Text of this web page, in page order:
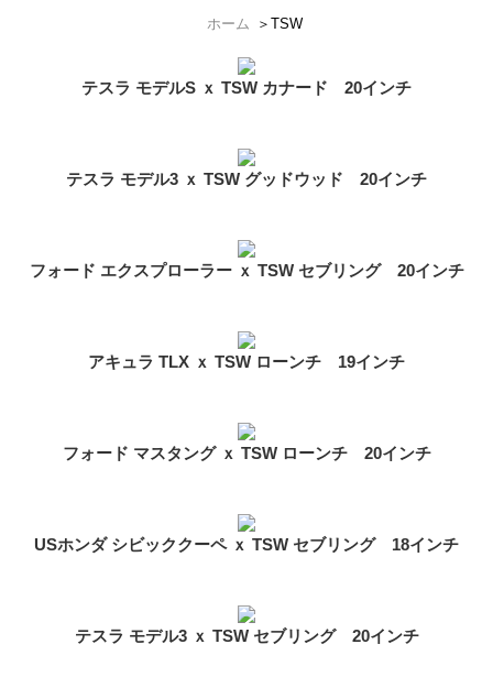
ホーム ＞ TSW
テスラ モデルS ｘ TSW カナード 20インチ
テスラ モデル3 ｘ TSW グッドウッド 20インチ
フォード エクスプローラー ｘ TSW セブリング 20インチ
アキュラ TLX ｘ TSW ローンチ 19インチ
フォード マスタング ｘ TSW ローンチ 20インチ
USホンダ シビッククーペ ｘ TSW セブリング 18インチ
テスラ モデル3 ｘ TSW セブリング 20インチ